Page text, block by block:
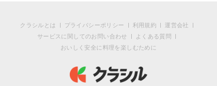
クラシルとは プライバシーポリシー 利用規約
運営会社
サービスに関してのお問い合わせ
よくある質問
おいしく安全に料理を楽しむために